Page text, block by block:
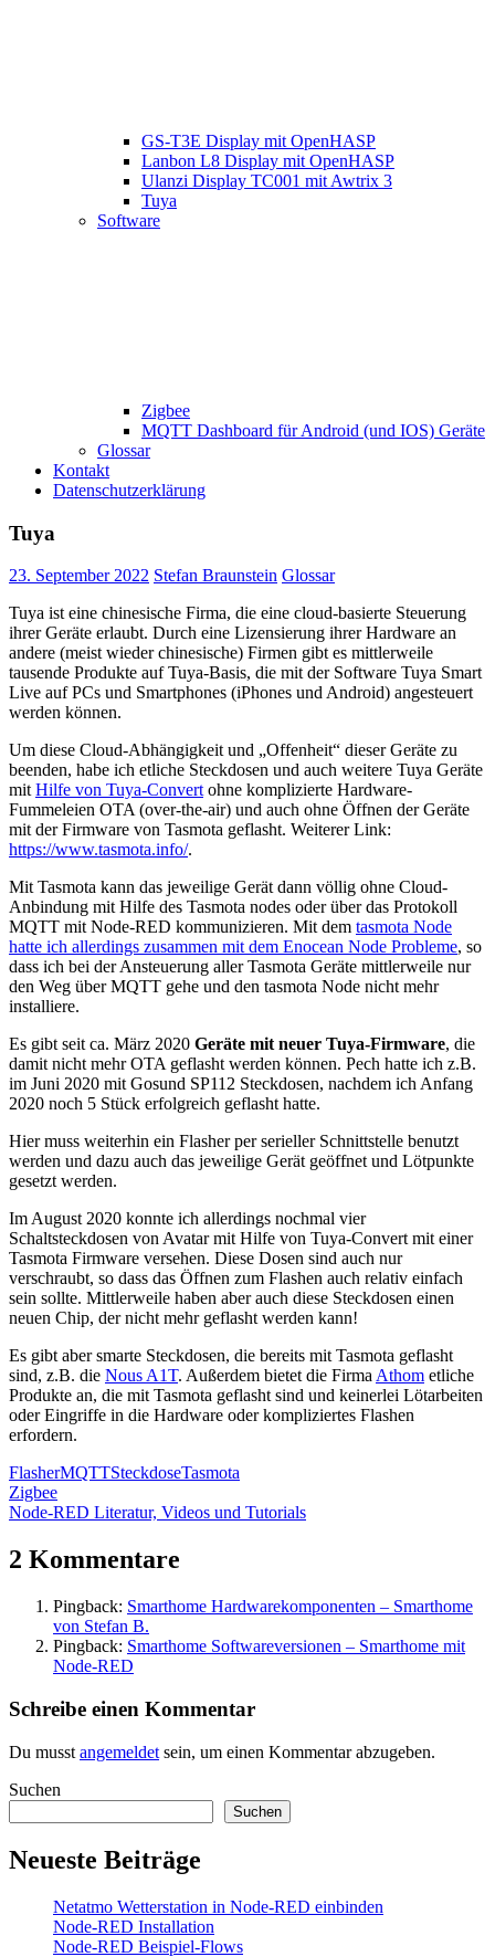
GS-T3E Display mit OpenHASP
Lanbon L8 Display mit OpenHASP
Ulanzi Display TC001 mit Awtrix 3
Tuya
Software
Zigbee
MQTT Dashboard für Android (und IOS) Geräte
Glossar
Kontakt
Datenschutzerklärung
Tuya
23. September 2022 Stefan Braunstein Glossar
Tuya ist eine chinesische Firma, die eine cloud-basierte Steuerung
ihrer Geräte erlaubt. Durch eine Lizensierung ihrer Hardware an
andere (meist wieder chinesische) Firmen gibt es mittlerweile
tausende Produkte auf Tuya-Basis, die mit der Software Tuya Smart
Live auf PCs und Smartphones (iPhones und Android) angesteuert
werden können.
Um diese Cloud-Abhängigkeit und „Offenheit“ dieser Geräte zu
beenden, habe ich etliche Steckdosen und auch weitere Tuya Geräte
mitHilfe von Tuya-Convertohne komplizierte Hardware-
Fummeleien OTA (over-the-air) und auch ohne Öffnen der Geräte
mit der Firmware von Tasmota geflasht. Weiterer Link:
https://www.tasmota.info/.
Mit Tasmota kann das jeweilige Gerät dann völlig ohne Cloud-
Anbindung mit Hilfe des Tasmota nodes oder über das Protokoll
MQTT mit Node-RED kommunizieren. Mit dem tasmota Node
hatte ich allerdings zusammen mit dem Enocean Node Probleme, so
dass ich bei der Ansteuerung aller Tasmota Geräte mittlerweile nur
den Weg über MQTT gehe und den tasmota Node nicht mehr
installiere.
Es gibt seit ca. März 2020 Geräte mit neuer Tuya-Firmware, die
damit nicht mehr OTA geflasht werden können. Pech hatte ich z.B.
im Juni 2020 mit Gosund SP112 Steckdosen, nachdem ich Anfang
2020 noch 5 Stück erfolgreich geflasht hatte.
Hier muss weiterhin ein Flasher per serieller Schnittstelle benutzt
werden und dazu auch das jeweilige Gerät geöffnet und Lötpunkte
gesetzt werden.
Im August 2020 konnte ich allerdings nochmal vier
Schaltsteckdosen von Avatar mit Hilfe von Tuya-Convert mit einer
Tasmota Firmware versehen. Diese Dosen sind auch nur
verschraubt, so dass das Öffnen zum Flashen auch relativ einfach
sein sollte. Mittlerweile haben aber auch diese Steckdosen einen
neuen Chip, der nicht mehr geflasht werden kann!
Es gibt aber smarte Steckdosen, die bereits mit Tasmota geflasht
sind, z.B. die Nous A1T. Außerdem bietet die FirmaAthom etliche
Produkte an, die mit Tasmota geflasht sind und keinerlei Lötarbeiten
oder Eingriffe in die Hardware oder kompliziertes Flashen
erfordern.
FlasherMQTTSteckdoseTasmota
Beitragsnavigation
Vorheriger
Beitrag:
Zigbee
Nächster
Node-RED Literatur, Videos und Tutorials
2 Kommentare
Pingback: Smarthome Hardwarekomponenten – Smarthome
von Stefan B.
Pingback: Smarthome Softwareversionen – Smarthome mit
Node-RED
Schreibe einen Kommentar
Du musst angemeldet sein, um einen Kommentar abzugeben.
Suchen
Suchen
Neueste Beiträge
Netatmo Wetterstation in Node-RED einbinden
Node-RED Installation
Node-RED Beispiel-Flows